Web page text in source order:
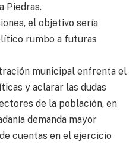
Piedras.
el objetivo sería
rumbo a futuras
municipal enfrenta el
y aclarar las dudas
de la población, en
demanda mayor
cuentas en el ejercicio